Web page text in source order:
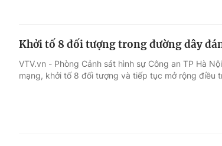
Khởi tố 8 đối tượng trong đường dây
VTV.vn - Phòng Cảnh sát hình sự Công an TP Hà
mạng, khởi tố 8 đối tượng và tiếp tục mở rộng điều